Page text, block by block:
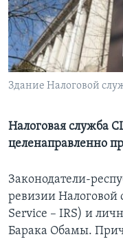
Learning English
СОЦИАЛЬНЫЕ СЕТИ
Языки
Здание Налоговой
Налоговая служба
целенаправленно
Законодатели-
ревизии
Service – IRS) и
Барака Обамы.